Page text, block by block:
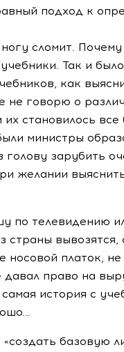
подход к
сломит.
Так и
как
говорю о
становилось
министры
зарубить
желании
по телевидению
платок, не
право на
история с
базовую